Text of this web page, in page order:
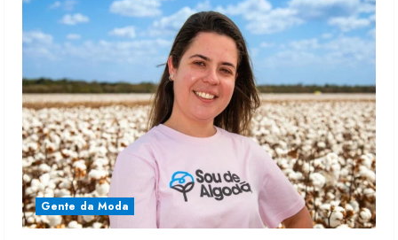
Gente da Moda